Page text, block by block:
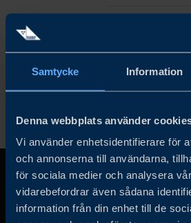
Samtycke Information
Denna webbplats använder
Vi använder enhetsidentifierare för
och annonserna till användarna,
för sociala medier och analysera
vidarebefordrar även sådana
information från din enhet till de
Rensa alla filter